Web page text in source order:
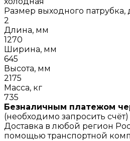
Размер выходного
2
Длина, мм
1270
Ширина, мм
645
Высота, мм
2175
Масса, кг
735
Безналичным платежом
(необходимо запросить счёт)
Доставка в любой регион
помощью транспортной